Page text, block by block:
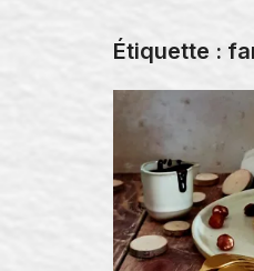
Étiquette :